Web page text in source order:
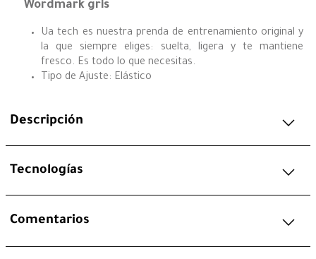
Wordmark gris
Ua tech es nuestra prenda de entrenamiento original y
la que siempre eliges: suelta, ligera y te mantiene
fresco. Es todo lo que necesitas.
Tipo de Ajuste: Elástico
Descripción
Tecnologías
Comentarios